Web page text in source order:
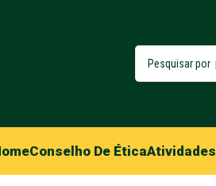
Conselho De ÉticaAtividades